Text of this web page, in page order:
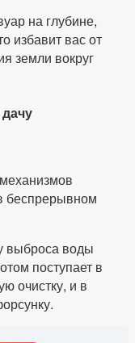
на глубине,
избавит вас от
земли вокруг
беспрерывном
выброса воды
поступает в
очистку, и в